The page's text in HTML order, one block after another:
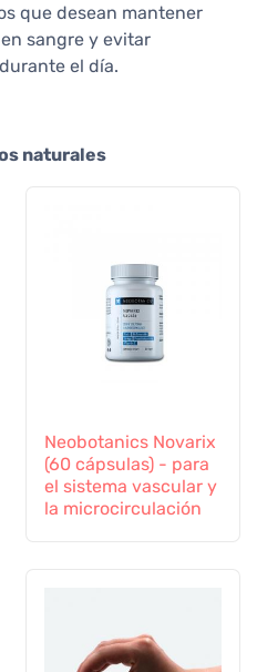
que desean mantener
sangre y evitar
el día.
naturales
Neobotanics Novarix
(60 cápsulas) - para
el sistema vascular y
la microcirculación